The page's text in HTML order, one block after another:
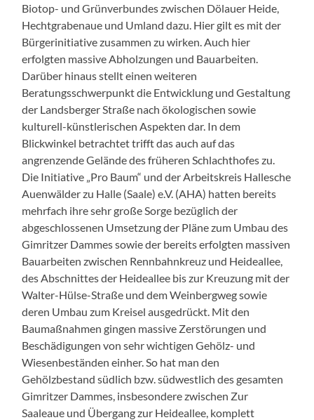
Biotop- und Grünverbundes zwischen Dölauer Heide,
Hechtgrabenaue und Umland dazu. Hier gilt es mit der
Bürgerinitiative zusammen zu wirken. Auch hier
erfolgten massive Abholzungen und Bauarbeiten.
Darüber hinaus stellt einen weiteren
Beratungsschwerpunkt die Entwicklung und Gestaltung
der Landsberger Straße nach ökologischen sowie
kulturell-künstlerischen Aspekten dar. In dem
Blickwinkel betrachtet trifft das auch auf das
angrenzende Gelände des früheren Schlachthofes zu.
Die Initiative „Pro Baum“ und der Arbeitskreis Hallesche
Auenwälder zu Halle (Saale) e.V. (AHA) hatten bereits
mehrfach ihre sehr große Sorge bezüglich der
abgeschlossenen Umsetzung der Pläne zum Umbau des
Gimritzer Dammes sowie der bereits erfolgten massiven
Bauarbeiten zwischen Rennbahnkreuz und Heideallee,
des Abschnittes der Heideallee bis zur Kreuzung mit der
Walter-Hülse-Straße und dem Weinbergweg sowie
deren Umbau zum Kreisel ausgedrückt. Mit den
Baumaßnahmen gingen massive Zerstörungen und
Beschädigungen von sehr wichtigen Gehölz- und
Wiesenbeständen einher. So hat man den
Gehölzbestand südlich bzw. südwestlich des gesamten
Gimritzer Dammes, insbesondere zwischen Zur
Saaleaue und Übergang zur Heideallee, komplett